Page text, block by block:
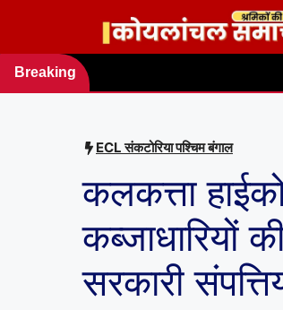
content
Breaking
ECL संकटोरिया पश्चिम बंगाल
कलकत्ता
कब्जाधारियों
सरकारी